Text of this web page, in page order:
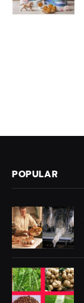
POPULAR